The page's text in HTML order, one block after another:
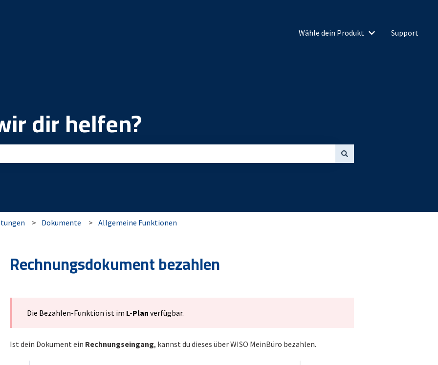
Wähle dein Produkt
Untermenü für
Support
dir helfen?
Dokumente Allgemeine Funktionen
Rechnungsdokument bezahlen
Die Bezahlen-Funktion ist im L-Plan verfügbar.
Ist dein Dokument ein Rechnungseingang, kannst du dieses über WISO MeinBüro bezahlen.